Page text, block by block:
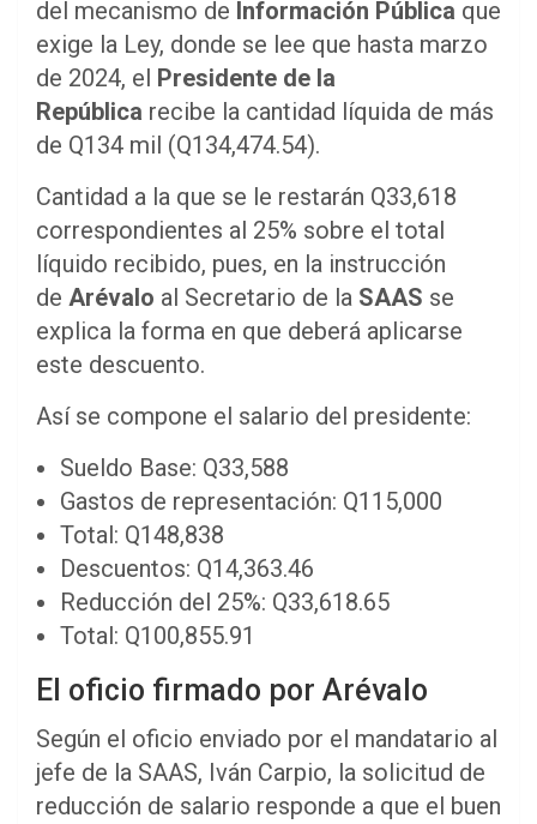
del mecanismo de Información Pública que
exige la Ley, donde se lee que hasta marzo
de 2024, el Presidente de la
República recibe la cantidad líquida de más
de Q134 mil (Q134,474.54).
Cantidad a la que se le restarán Q33,618
correspondientes al 25% sobre el total
líquido recibido, pues, en la instrucción
de Arévalo al Secretario de la SAAS se
explica la forma en que deberá aplicarse
este descuento.
Así se compone el salario del presidente:
Sueldo Base: Q33,588
Gastos de representación: Q115,000
Total: Q148,838
Descuentos: Q14,363.46
Reducción del 25%: Q33,618.65
Total: Q100,855.91
El oficio firmado por Arévalo
Según el oficio enviado por el mandatario al
jefe de la SAAS, Iván Carpio, la solicitud de
reducción de salario responde a que el buen